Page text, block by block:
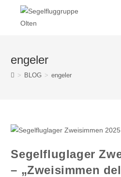
engeler
> BLOG > engeler
Segelfluglager
– „Zweisimmen